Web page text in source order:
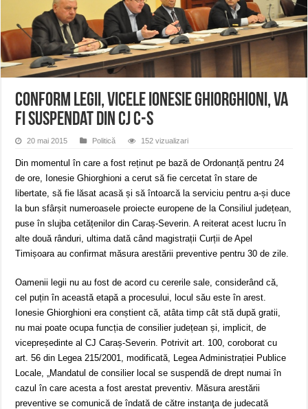
ANUNŢ OPRIRE APĂ în CARANSEBEȘ – 04.08.2026 – avarie – Calea
ANUNŢ OPRIRE APĂ în CARANSEBEȘ avarie
Conform legii, vicele Ionesie Ghiorghioni, va
fi suspendat din CJ C-S
20 mai 2015 Politică 152 vizualizari
Din momentul în care a fost reținut pe bază de Ordonanță pentru 24
de ore, Ionesie Ghiorghioni a cerut să fie cercetat în stare de
libertate, să fie lăsat acasă și să întoarcă la serviciu pentru a-și duce
la bun sfârșit numeroasele proiecte europene de la Consiliul județean,
puse în slujba cetățenilor din Caraș-Severin. A reiterat acest lucru în
alte două rânduri, ultima dată când magistrații Curții de Apel
Timișoara au confirmat măsura arestării preventive pentru 30 de zile.
Oamenii legii nu au fost de acord cu cererile sale, considerând că,
cel puțin în această etapă a procesului, locul său este în arest.
Ionesie Ghiorghioni era conștient că, atâta timp cât stă după gratii,
nu mai poate ocupa funcția de consilier județean și, implicit, de
vicepreședinte al CJ Caraș-Severin. Potrivit art. 100, coroborat cu
art. 56 din Legea 215/2001, modificată, Legea Administrației Publice
Locale, „Mandatul de consilier local se suspendă de drept numai în
cazul în care acesta a fost arestat preventiv. Măsura arestării
preventive se comunică de îndată de către instanţa de judecată